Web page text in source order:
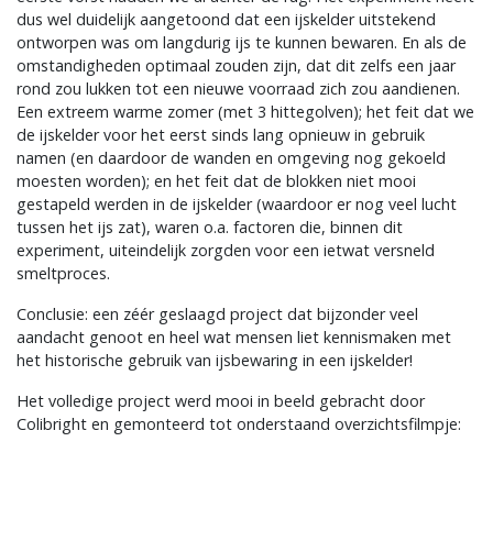
dus wel duidelijk aangetoond dat een ijskelder uitstekend
ontworpen was om langdurig ijs te kunnen bewaren. En als de
omstandigheden optimaal zouden zijn, dat dit zelfs een jaar
rond zou lukken tot een nieuwe voorraad zich zou aandienen.
Een extreem warme zomer (met 3 hittegolven); het feit dat we
de ijskelder voor het eerst sinds lang opnieuw in gebruik
namen (en daardoor de wanden en omgeving nog gekoeld
moesten worden); en het feit dat de blokken niet mooi
gestapeld werden in de ijskelder (waardoor er nog veel lucht
tussen het ijs zat), waren o.a. factoren die, binnen dit
experiment, uiteindelijk zorgden voor een ietwat versneld
smeltproces.
Conclusie: een zéér geslaagd project dat bijzonder veel
aandacht genoot en heel wat mensen liet kennismaken met
het historische gebruik van ijsbewaring in een ijskelder!
Het volledige project werd mooi in beeld gebracht door
Colibright en gemonteerd tot onderstaand overzichtsfilmpje: